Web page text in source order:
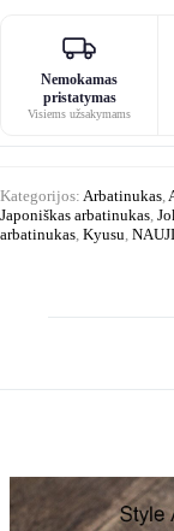
Nemokamas
pristatymas
Visiems užsakymams
Kategorijos: Arbatinukas
Japoniškas arbatinukas
arbatinukas Kyusu